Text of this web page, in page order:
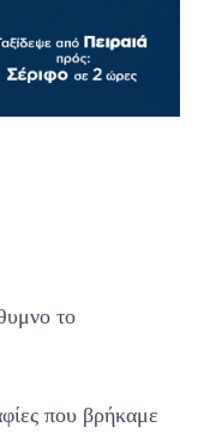
το
που βρήκαμε